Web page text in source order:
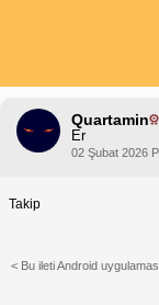
Quartamin
Er
02 Şubat 2026
Takip
< Bu ileti Android